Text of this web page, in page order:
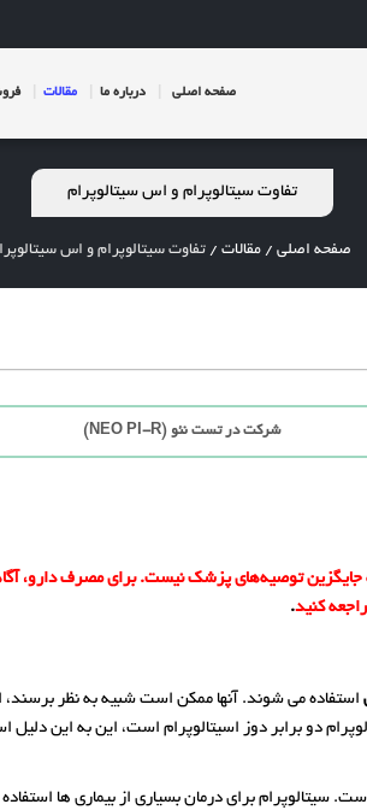
صفحه اصلی درباره ما مقالات
تفاوت سیتالوپرام و اس سیتالوپرام
صفحه اصلی /مقالات /تفاوت سیتالوپرام و اس
شرکت در تست نئو (NEO PI-R)
جایگزین توصیه‌های پزشک نیست. برای مصرف دارو،
کنید.
استفاده می شوند. آنها ممکن است شبیه به نظر برسند،
دو برابر دوز اسیتالوپرام است، این به این دلیل
برای درمان بسیاری از بیماری ها